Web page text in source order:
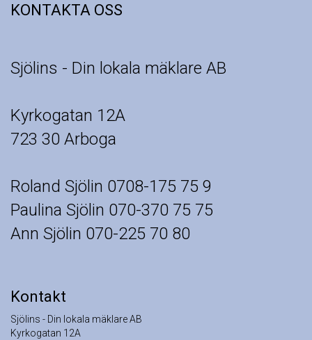
KONTAKTA OSS
Sjölins - Din lokala mäklare AB
Kyrkogatan 12A
723 30 Arboga
Roland Sjölin 0708-175 75 9
Paulina Sjölin 070-370 75 75
Ann Sjölin 070-225 70 80
Kontakt
Sjölins - Din lokala mäklare AB
Kyrkogatan 12A